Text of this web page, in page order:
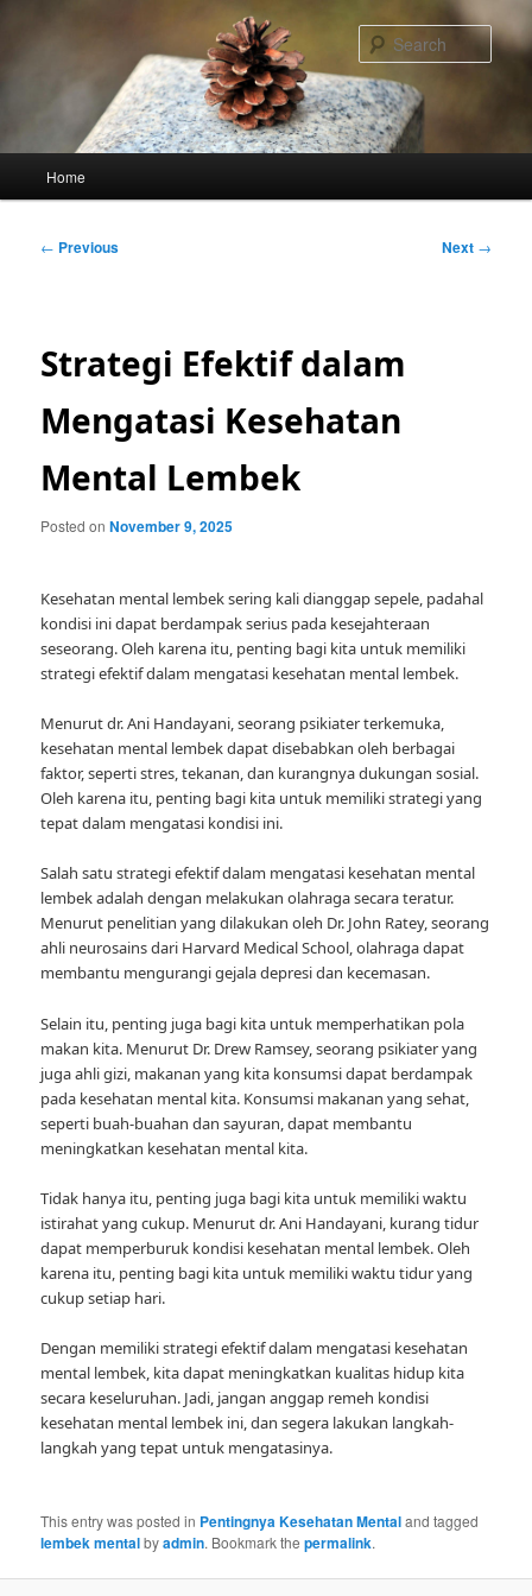
Home
Post
← Previous Next →
Strategi Efektif dalam
Mengatasi Kesehatan
Mental Lembek
Posted onNovember 9, 2025
Kesehatan mental lembek sering kali dianggap sepele, padahal
kondisi ini dapat berdampak serius pada kesejahteraan
seseorang. Oleh karena itu, penting bagi kita untuk memiliki
strategi efektif dalam mengatasi kesehatan mental lembek.
Menurut dr. Ani Handayani, seorang psikiater terkemuka,
kesehatan mental lembek dapat disebabkan oleh berbagai
faktor, seperti stres, tekanan, dan kurangnya dukungan sosial.
Oleh karena itu, penting bagi kita untuk memiliki strategi yang
tepat dalam mengatasi kondisi ini.
Salah satu strategi efektif dalam mengatasi kesehatan mental
lembek adalah dengan melakukan olahraga secara teratur.
Menurut penelitian yang dilakukan oleh Dr. John Ratey, seorang
ahli neurosains dari Harvard Medical School, olahraga dapat
membantu mengurangi gejala depresi dan kecemasan.
Selain itu, penting juga bagi kita untuk memperhatikan pola
makan kita. Menurut Dr. Drew Ramsey, seorang psikiater yang
juga ahli gizi, makanan yang kita konsumsi dapat berdampak
pada kesehatan mental kita. Konsumsi makanan yang sehat,
seperti buah-buahan dan sayuran, dapat membantu
meningkatkan kesehatan mental kita.
Tidak hanya itu, penting juga bagi kita untuk memiliki waktu
istirahat yang cukup. Menurut dr. Ani Handayani, kurang tidur
dapat memperburuk kondisi kesehatan mental lembek. Oleh
karena itu, penting bagi kita untuk memiliki waktu tidur yang
cukup setiap hari.
Dengan memiliki strategi efektif dalam mengatasi kesehatan
mental lembek, kita dapat meningkatkan kualitas hidup kita
secara keseluruhan. Jadi, jangan anggap remeh kondisi
kesehatan mental lembek ini, dan segera lakukan langkah-
langkah yang tepat untuk mengatasinya.
This entry was posted in Pentingnya Kesehatan Mentaland tagged
lembek mentalbyadmin. Bookmark thepermalink.